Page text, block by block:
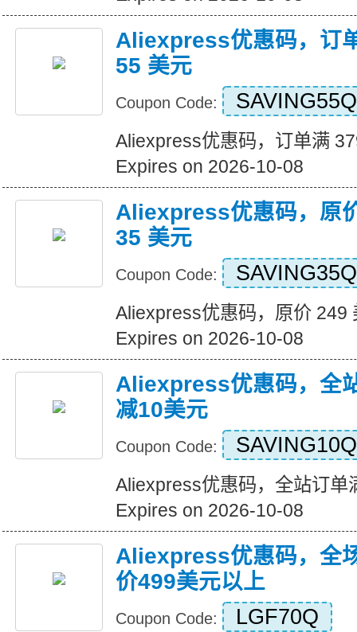
Aliexpress优惠码，订
55 美元
Coupon Code: SAVING55Q
Aliexpress优惠码，订单满
Expires on 2026-10-08
Aliexpress优惠码，原
35 美元
Coupon Code: SAVING35Q
Aliexpress优惠码，原价 249
Expires on 2026-10-08
Aliexpress优惠码，全
减10美元
Coupon Code: SAVING10Q
Aliexpress优惠码，全站订单
Expires on 2026-10-08
Aliexpress优惠码，全
价499美元以上
Coupon Code: LGF70Q